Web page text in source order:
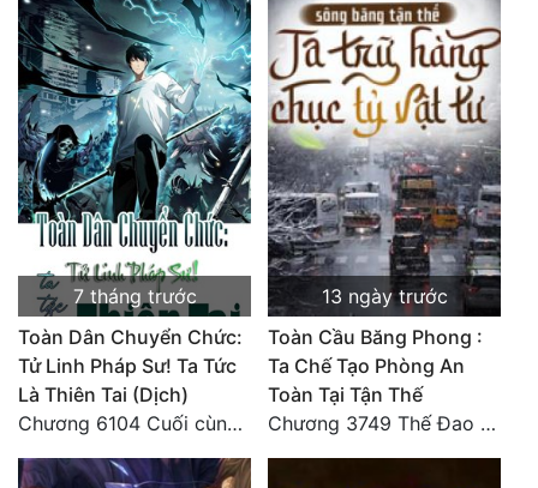
7 tháng trước
Toàn Dân Chuyển Chức:
Tử Linh Pháp Sư! Ta Tức
Là Thiên Tai (Dịch)
Chương 6104 Cuối cùng (HẾT)
13 ngày trước
Toàn Cầu Băng Phong :
Ta Chế Tạo Phòng An
Toàn Tại Tận Thế
Chương 3749 Thế Đao xuất kích